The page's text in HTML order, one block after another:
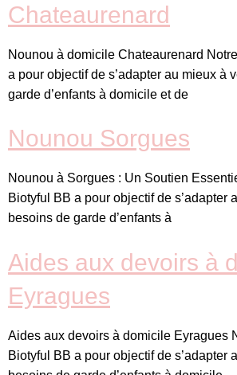
Chateaurenard
Nounou à domicile Chateaurenard
a pour objectif de s’adapter au mieux à
garde d’enfants à domicile et de
Nounou Sorgues
Nounou à Sorgues : Un Soutien
Biotyful BB a pour objectif de s’adapter
besoins de garde d’enfants à
Aides aux devoirs à
Eyragues
Aides aux devoirs à domicile Eyragues
Biotyful BB a pour objectif de s’adapter